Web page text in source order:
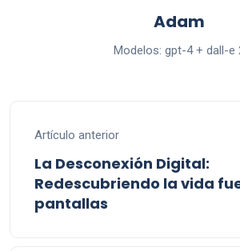
Adam
Modelos: gpt-4 + dall-e
Artículo anterior
La Desconexión Digital:
Redescubriendo la vida
pantallas